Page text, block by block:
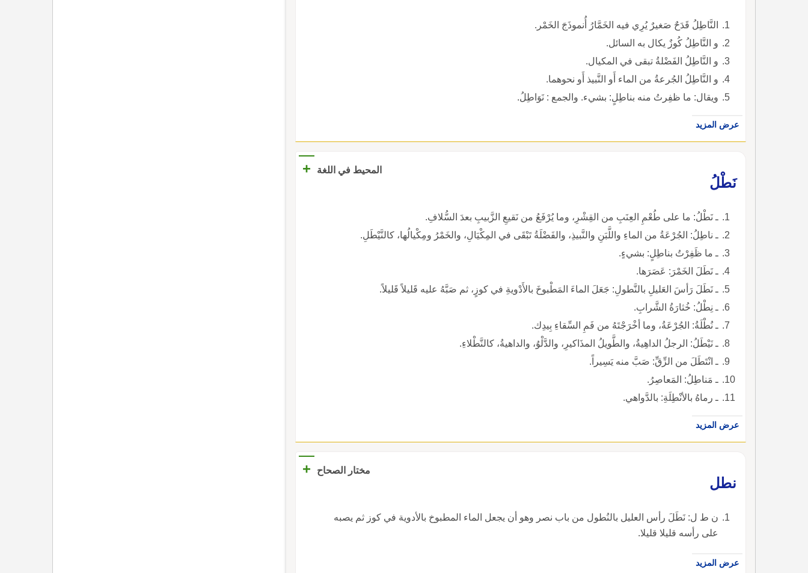
النَّاطِلُ قَدَحٌ صَغيرٌ يُرِي فيه الخَمَّارُ أُنموذَجَ الخَمْر.
و النَّاطِلُ كُوزٌ يكال به السائل.
و النَّاطِلُ الفَضْلةُ تبقى في المكيال.
و النَّاطِلُ الجُرعةُ من الماء أَو النَّبيذ أَو نحوهما.
ويقال: ما ظفِرتُ منه بناطِلٍ: بشيء. والجمع : نَوَاطِلُ.
عرض المزيد
المحيط في اللغة
+
نَطْلُ
ـ نَطْلُ: ما على طُعْمِ العِنَبِ من القِشْرِ، وما يُرْفَعُ من نَقيعِ الزَّبيبِ بعدَ السُّلافِ.
ـ ناطِلُ: الجُرْعَةُ من الماءِ واللَّبَنِ والنَّبيذِ، والفَضْلَةُ تَبْقَى في المِكْيَالِ، والخَمْرُ ومِكْيالُها، كالنَّيْطَلِ.
ـ ما ظَفِرْتُ بناطِلٍ: بشيءٍ.
ـ نَطَلَ الخَمْرَ: عَصَرَها.
ـ نَطَلَ رَأسَ العَليلِ بالنَّطولِ: جَعَلَ الماءَ المَطْبوخَ بالأَدْويةِ في كوزٍ، ثم صَبَّهُ عليه قَليلاً قَليلاً.
ـ نِطْلُ: خُثارَةُ الشَّرابِ.
ـ نُطْلَةُ: الجُرْعَةُ، وما أخْرَجْتَهُ من فَمِ السِّقاءِ بِيدِك.
ـ نَيْطَلُ: الرجلُ الداهِيةُ، والطَّويلُ المذَاكيرِ، والدَّلْوُ، والداهيةُ، كالنَّطْلاءِ.
ـ انْتَطَلَ من الزِّقِّ: صَبَّ منه يَسِيراً.
ـ مَناطِلُ: المَعاصِرُ.
ـ رماهُ بالأنْطِلَةِ: بالدَّواهي.
عرض المزيد
مختار الصحاح
+
نطل
ن ط ل: نَطَلَ رأس العليل بالنُطول من باب نصر وهو أن يجعل الماء المطبوخ بالأدوية في كوز ثم يصبه
على رأسه قليلا قليلا.
عرض المزيد